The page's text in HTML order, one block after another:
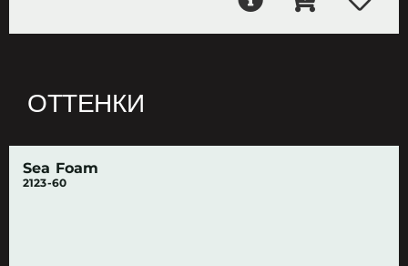
ОТТЕНКИ
Sea Foam
2123-60